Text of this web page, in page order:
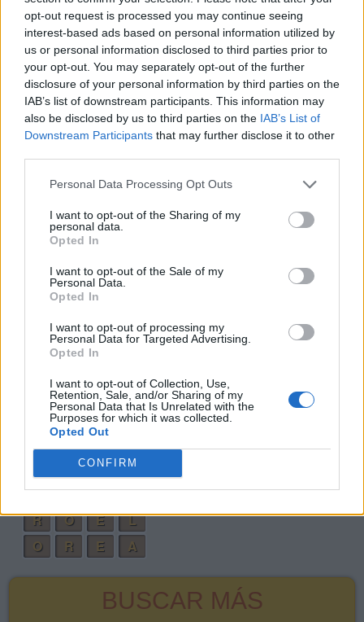
opt-out request is processed you may continue seeing
interest-based ads based on personal information utilized by
us or personal information disclosed to third parties prior to
your opt-out. You may separately opt-out of the further
disclosure of your personal information by third parties on the
IAB’s list of downstream participants. This information may
also be disclosed by us to third parties on the IAB’s List of
Downstream Participants that may further disclose it to other
Personal Data Processing Opt Outs
I want to opt-out of the Sharing of my
personal data.
Opted In
I want to opt-out of the Sale of my
Personal Data.
Opted In
I want to opt-out of processing my
Personal Data for Targeted Advertising.
Opted In
I want to opt-out of Collection, Use,
Retention, Sale, and/or Sharing of my
Personal Data that Is Unrelated with the
Purposes for which it was collected.
Opted Out
CONFIRM
O
R A
L
L
A R G
O
R
E G L
A
R
O G A
R
R
E G A
R
R
O G A R L
E
L E R
O
A
A R
E G
R L
A
R A
O
O L
E
O L
R
O
E
R G
O
R
O E
L
O
R E A
BUSCAR MÁS